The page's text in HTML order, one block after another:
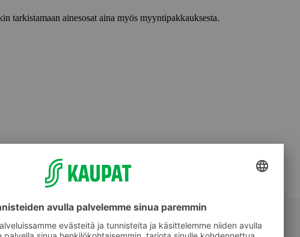
tarkistamaan ainesosat aina myös myyntipakkauksesta.